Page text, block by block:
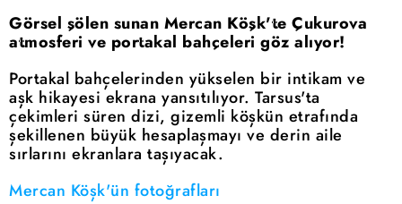
Görsel şölen sunan Mercan Köşk'te Çukurova
atmosferi ve portakal bahçeleri göz alıyor!
Portakal bahçelerinden yükselen bir intikam ve
aşk hikayesi ekrana yansıtılıyor. Tarsus'ta
çekimleri süren dizi, gizemli köşkün etrafında
şekillenen büyük hesaplaşmayı ve derin aile
sırlarını ekranlara taşıyacak.
Mercan Köşk'ün fotoğrafları